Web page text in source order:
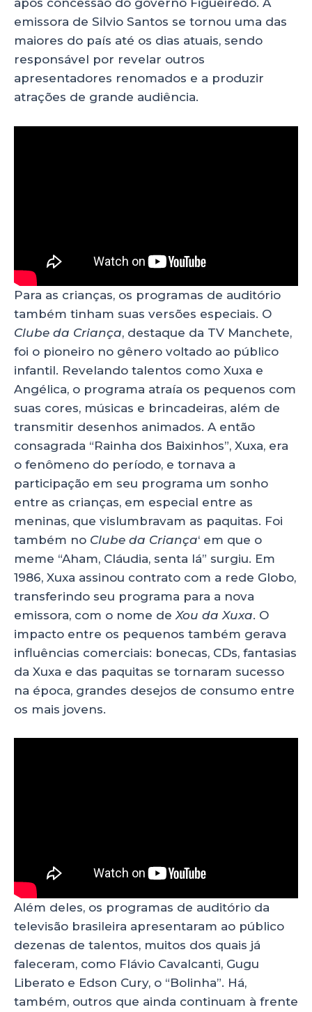
após concessão do governo Figueiredo. A
emissora de Silvio Santos se tornou uma das
maiores do país até os dias atuais, sendo
responsável por revelar outros
apresentadores renomados e a produzir
atrações de grande audiência.
Para as crianças, os programas de auditório
também tinham suas versões especiais. O
Clube da Criança, destaque da TV Manchete,
foi o pioneiro no gênero voltado ao público
infantil. Revelando talentos como Xuxa e
Angélica, o programa atraía os pequenos com
suas cores, músicas e brincadeiras, além de
transmitir desenhos animados. A então
consagrada “Rainha dos Baixinhos”, Xuxa, era
o fenômeno do período, e tornava a
participação em seu programa um sonho
entre as crianças, em especial entre as
meninas, que vislumbravam as paquitas. Foi
também no Clube da Criança‘ em que o
meme “Aham, Cláudia, senta lá” surgiu. Em
1986, Xuxa assinou contrato com a rede Globo,
transferindo seu programa para a nova
emissora, com o nome deXou da Xuxa. O
impacto entre os pequenos também gerava
influências comerciais: bonecas, CDs, fantasias
da Xuxa e das paquitas se tornaram sucesso
na época, grandes desejos de consumo entre
os mais jovens.
Além deles, os programas de auditório da
televisão brasileira apresentaram ao público
dezenas de talentos, muitos dos quais já
faleceram, como Flávio Cavalcanti, Gugu
Liberato e Edson Cury, o “Bolinha”. Há,
também, outros que ainda continuam à frente